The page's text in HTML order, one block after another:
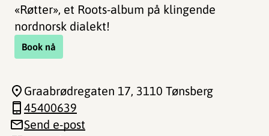
«Røtter», et Roots-album på klingende
nordnorsk dialekt!
Book nå
Graabrødregaten 17, 3110 Tønsberg
45400639
Send e-post